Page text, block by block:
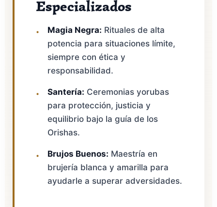
Especializados
Magia Negra: Rituales de alta
potencia para situaciones límite,
siempre con ética y
responsabilidad.
Santería: Ceremonias yorubas
para protección, justicia y
equilibrio bajo la guía de los
Orishas.
Brujos Buenos: Maestría en
brujería blanca y amarilla para
ayudarle a superar adversidades.